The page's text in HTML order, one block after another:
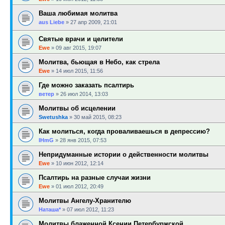
Ваша любимая молитва
aus Liebe » 27 апр 2009, 21:01
Святые врачи и целители
Ewe » 09 авг 2015, 19:07
Молитва, бьющая в Небо, как стрела
Ewe » 14 июл 2015, 11:56
Где можно заказать псалтирь
ветер » 26 июл 2014, 13:03
Молитвы об исцелении
Swetushka » 30 май 2015, 08:23
Как молиться, когда проваливаешься в депрессию?
IHmG » 28 янв 2015, 07:53
Непридуманные истории о действенности молитвы
Ewe » 10 июн 2012, 12:14
Псалтирь на разные случаи жизни
Ewe » 01 июл 2012, 20:49
Молитвы Ангелу-Хранителю
Наташа* » 07 июл 2012, 11:23